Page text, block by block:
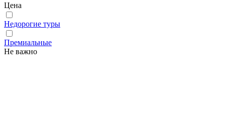
Цена
Недорогие туры
Премиальные
Не важно